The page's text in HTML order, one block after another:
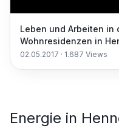
Leben und Arbeiten in
Wohnresidenzen in
02.05.2017 · 1.687 Views
Energie in